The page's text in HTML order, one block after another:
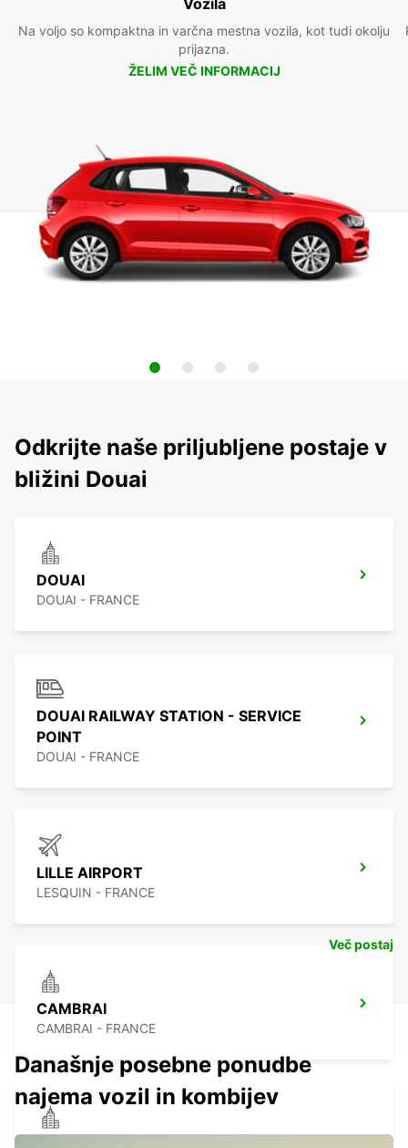
Na voljo so kompaktna in varčna mestna vozila, kot tudi okolju
prijazna.
ŽELIM VEČ INFORMACIJ
Odkrijte naše priljubljene postaje v
bližini Douai
DOUAI
DOUAI - FRANCE
DOUAI RAILWAY STATION - SERVICE
POINT
DOUAI - FRANCE
LILLE AIRPORT
LESQUIN - FRANCE
CAMBRAI
CAMBRAI - FRANCE
Več postaj
Današnje posebne ponudbe
najema vozil in kombijev